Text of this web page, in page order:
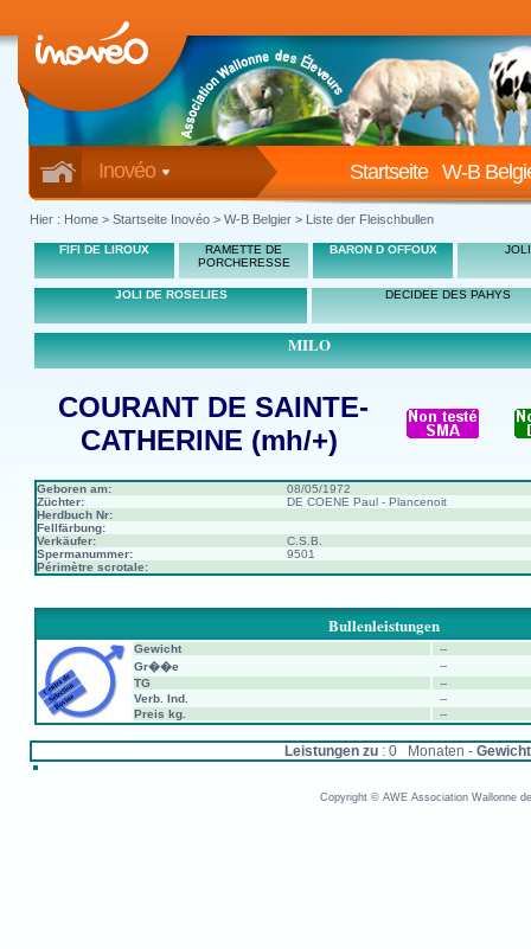
Inovéo W-B
Startseite
Hier : Home > Startseite Inovéo > W-B Belgier > Liste der Fleischbullen
FIFI DE LIROUX
RAMETTE DE
PORCHERESSE
BARON D OFFOUX
JOLI DE ROSELIES DECIDEE DES PAHYS
MILO
COURANT DE SAINTE-
CATHERINE (mh/+)
Geboren am:
08/05/1972
Züchter:
DE COENE Paul - Plancenoit
Herdbuch Nr:
Fellfärbung:
Verkäufer:
C.S.B.
Spermanummer:
9501
Périmètre scrotale:
Bullenleistungen
Gewicht
--
Gr��e
--
TG
--
Verb. Ind.
--
Preis kg.
--
Leistungen zu : 0 Monaten -
Copyright © AWE Association Wallonne